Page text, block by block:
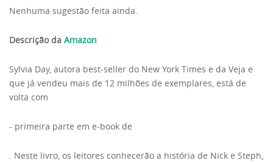
Nenhuma sugestão feita ainda.
Descrição da Amazon
Sylvia Day, autora best-seller do New York Times e da Veja e
que já vendeu mais de 12 milhões de exemplares, está de
volta com
- primeira parte em e-book de
. Neste livro, os leitores conhecerão a história de Nick e Steph,